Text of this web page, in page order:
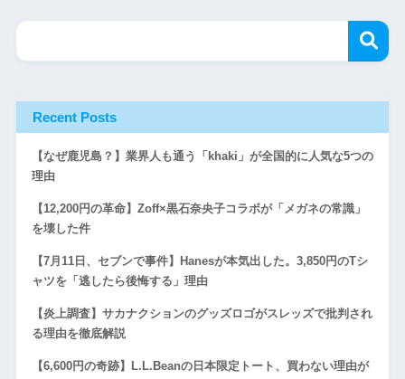
Recent Posts
【なぜ鹿児島？】業界人も通う「khaki」が全国的に人気な5つの
理由
【12,200円の革命】Zoff×黒石奈央子コラボが「メガネの常識」
を壊した件
【7月11日、セブンで事件】Hanesが本気出した。3,850円のTシ
ャツを「逃したら後悔する」理由
【炎上調査】サカナクションのグッズロゴがスレッズで批判され
る理由を徹底解説
【6,600円の奇跡】L.L.Beanの日本限定トート、買わない理由が